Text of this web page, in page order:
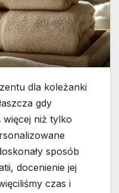
dla koleżanki
gdy
więcej niż tylko
sposób
docenienie jej
czas i